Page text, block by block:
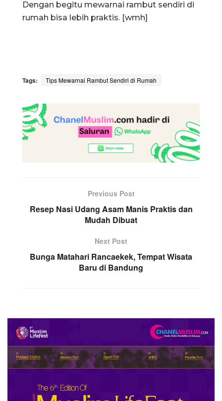
Dengan begitu mewarnai rambut sendiri di
rumah bisa lebih praktis. [wmh]
Tags: Tips Mewarnai Rambut Sendiri di Rumah
Previous Post
Resep Nasi Udang Asam Manis Praktis dan
Mudah Dibuat
Next Post
Bunga Matahari Rancaekek, Tempat Wisata
Baru di Bandung